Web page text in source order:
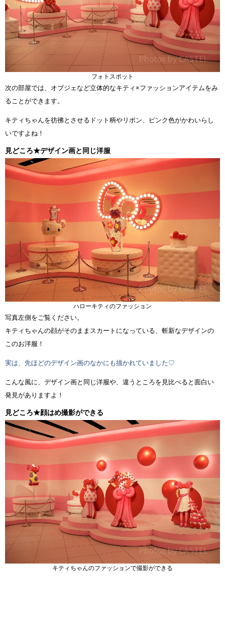
フォトスポット
次の部屋では、オブジェなど立体的なキティ×ファッションアイテムをみ
ることができます。
キティちゃんを彷彿とさせるドット柄やリボン、ピンク色がかわいらし
いですよね！
見どころ★デザイン画と同じ洋服
ハローキティのファッション
写真左側をご覧ください。
キティちゃんの顔がそのままスカートになっている、斬新なデザインの
このお洋服！
実は、先ほどのデザイン画のなかにも描かれていました♡
こんな風に、デザイン画と同じ洋服や、違うところを見比べると面白い
発見がありますよ！
見どころ★顔はめ撮影ができる
キティちゃんのファッションで撮影ができる